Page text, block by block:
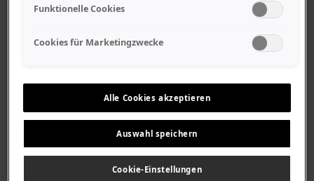
Geschäftszeiten
Stellenangebote
Geschichte
CUSTOMER INFO
Funktionelle Cookies
Cookies für Marketingzwecke
Alle Cookies akzeptieren
Auswahl speichern
Cookie-Einstellungen